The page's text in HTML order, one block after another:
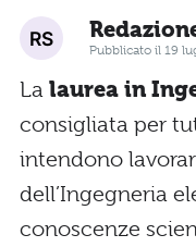
Pubblicato il 19
La laurea in
consigliata per
intendono
dell’Ingegneria
conoscenze